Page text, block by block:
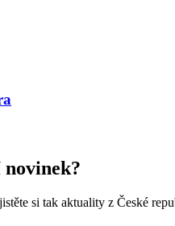
si tak aktuality z České